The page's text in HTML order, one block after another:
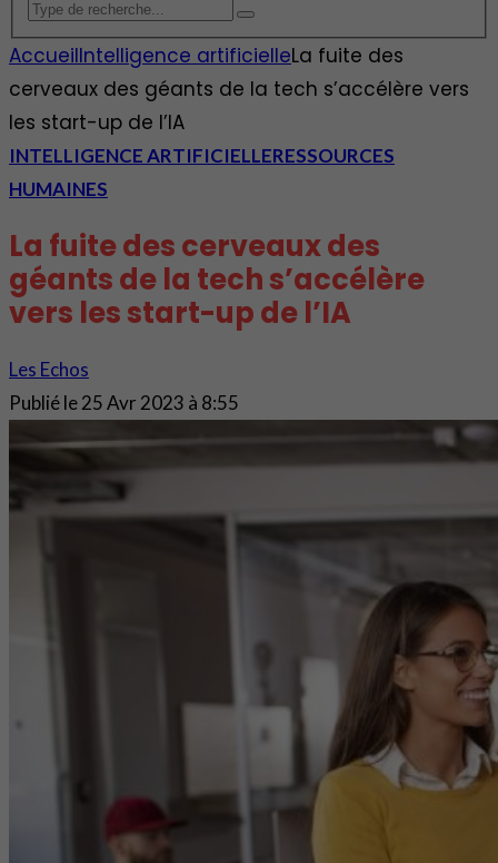
AccueilIntelligence artificielleLa fuite des
cerveaux des géants de la tech s’accélère vers
les start-up de l’IA
INTELLIGENCE ARTIFICIELLERESSOURCES
HUMAINES
La fuite des cerveaux des
géants de la tech s’accélère
vers les start-up de l’IA
Les Echos
Publié le25 Avr 2023 à 8:55